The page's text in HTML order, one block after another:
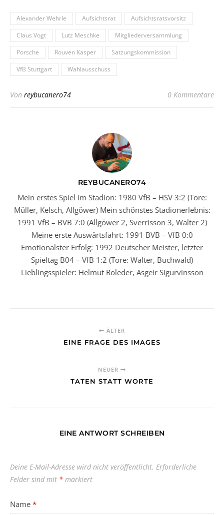
Alexander Wehrle Aufsichtsrat
Aufsichtsratsvorsitz
Claus Vogt
Lutz Meschke
Mitgliederversammlung
Porsche
Rouven Kasper
Satzungskommission
VfB Stuttgart
Wahlausschuss
Von reybucanero74 0 Kommentare
REYBUCANERO74
Mein erstes Spiel im Stadion: 1980 VfB – HSV 3:2 (Tore:
Müller, Kelsch, Allgöwer) Mein schönstes Stadionerlebnis:
1991 VfB – BVB 7:0 (Allgöwer 2, Sverrisson 3, Walter 2)
Meine erste Auswärtsfahrt: 1991 BVB – VfB 0:0
Emotionalster Erfolg: 1992 Deutscher Meister, letzter
Spieltag B04 – VfB 1:2 (Tore: Walter, Buchwald)
Lieblingsspieler: Helmut Roleder, Asgeir Sigurvinsson
ÄLTER
EINE FRAGE DES IMAGES
NEUER
TATEN STATT WORTE
EINE ANTWORT SCHREIBEN
Deine E-Mail-Adresse wird nicht veröffentlicht. Erforderliche
Felder sind mit * markiert
Name *